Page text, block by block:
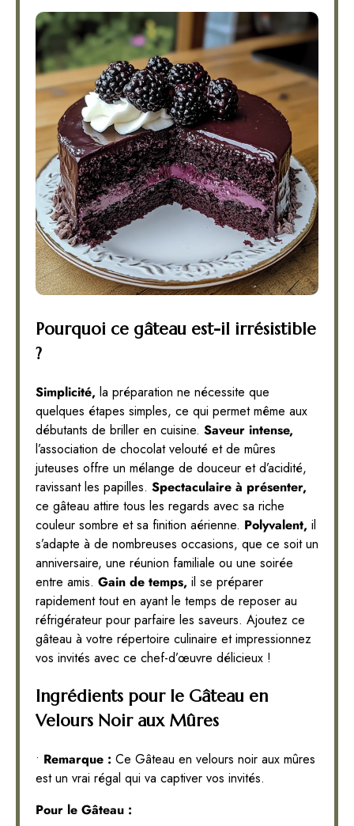
Pourquoi ce gâteau est-il irrésistible
?
Simplicité, la préparation ne nécessite que
quelques étapes simples, ce qui permet même aux
débutants de briller en cuisine. Saveur intense,
l’association de chocolat velouté et de mûres
juteuses offre un mélange de douceur et d’acidité,
ravissant les papilles. Spectaculaire à présenter,
ce gâteau attire tous les regards avec sa riche
couleur sombre et sa finition aérienne. Polyvalent, il
s’adapte à de nombreuses occasions, que ce soit un
anniversaire, une réunion familiale ou une soirée
entre amis. Gain de temps, il se préparer
rapidement tout en ayant le temps de reposer au
réfrigérateur pour parfaire les saveurs. Ajoutez ce
gâteau à votre répertoire culinaire et impressionnez
vos invités avec ce chef-d’œuvre délicieux !
Ingrédients pour le Gâteau en
Velours Noir aux Mûres
• Remarque : Ce Gâteau en velours noir aux mûres
est un vrai régal qui va captiver vos invités.
Pour le Gâteau :